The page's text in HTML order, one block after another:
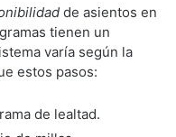
de asientos en
tienen un
varía según la
estos pasos:
de lealtad.